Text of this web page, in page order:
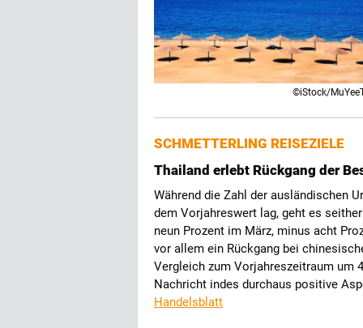
©iStock/
SCHMETTERLING REISEZIELE
Thailand erlebt Rückgang der
Während die Zahl der ausländischen
dem Vorjahreswert lag, geht es
neun Prozent im März, minus acht
vor allem ein Rückgang bei
Vergleich zum Vorjahreszeitraum um
Nachricht indes durchaus positive
Handelsblatt